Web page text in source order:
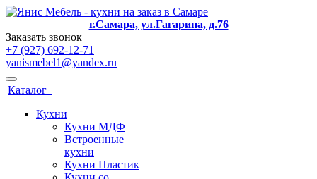
г.Самара, ул.Гагарина, д.76
Заказать звонок
+7 (927) 692-12-71
yanismebel1@yandex.ru
Каталог
Кухни
Кухни МДФ
Встроенные
кухни
Кухни Пластик